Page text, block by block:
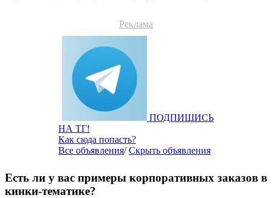
Реклама
ПОДПИШИСЬ
НА ТГ!
Как сюда попасть?
Все объявления/Скрыть объявления
Есть ли у вас примеры корпоративных заказов в
кинки-тематике?